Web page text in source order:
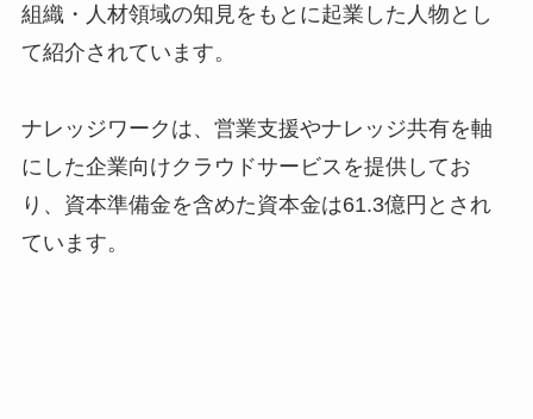
組織・人材領域の知見をもとに起業した人物とし
て紹介されています。
ナレッジワークは、営業支援やナレッジ共有を軸
にした企業向けクラウドサービスを提供してお
り、資本準備金を含めた資本金は61.3億円とされ
ています。